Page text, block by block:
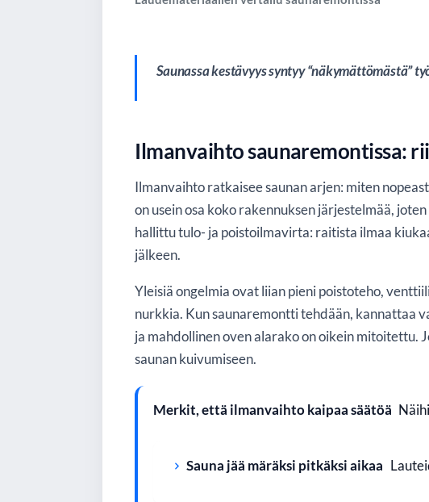
Saunassa kestävyys syntyy “näkymättömästä”
Ilmanvaihto saunaremontissa:
Ilmanvaihto ratkaisee saunan arjen: miten
on usein osa koko rakennuksen järjestelmää,
hallittu tulo- ja poistoilmavirta: raitista ilmaa
jälkeen.
Yleisiä ongelmia ovat liian pieni poistoteho,
nurkkia. Kun saunaremontti tehdään, kannattaa
ja mahdollinen oven alarako on oikein mitoitettu.
saunan kuivumiseen.
Merkit, että ilmanvaihto kaipaa säätöä
Sauna jää märäksi pitkäksi aikaa